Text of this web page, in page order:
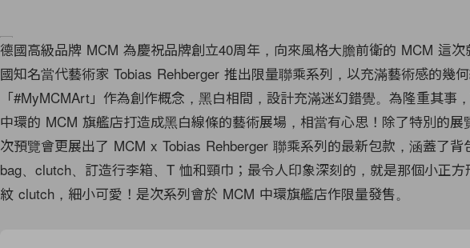
德國高級品牌 MCM 為慶祝品牌創立40周年，向來風格大膽前衛的 MCM 這次
國知名當代藝術家 Tobias Rehberger 推出限量聯乘系列，以充滿藝術感的幾
「#MyMCMArt」作為創作概念，黑白相間，設計充滿迷幻錯覺。為隆重其事
中環的 MCM 旗艦店打造成黑白線條的藝術展場，相當有心思！除了特別的展
次預覽會更展出了 MCM x Tobias Rehberger 聯乘系列的最新包款，涵蓋了背
bag、clutch、訂造行李箱、T 恤和頸巾；最令人印象深刻的，就是那個小正
紋 clutch，細小可愛！是次系列會於 MCM 中環旗艦店作限量發售。